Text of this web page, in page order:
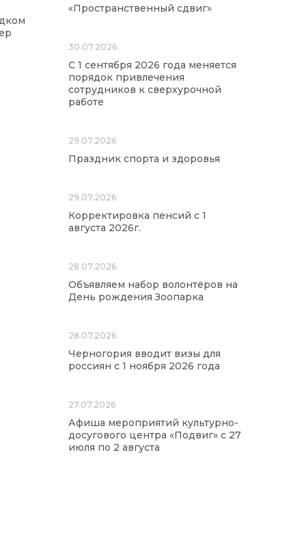
«Пространственный сдвиг»
30.07.2026
С 1 сентября 2026 года меняется
порядок привлечения
сотрудников к сверхурочной
работе
29.07.2026
Праздник спорта и здоровья
29.07.2026
Корректировка пенсий с 1
августа 2026г.
28.07.2026
Объявляем набор волонтёров на
День рождения Зоопарка
28.07.2026
Черногория вводит визы для
россиян с 1 ноября 2026 года
27.07.2026
Афиша мероприятий культурно-
досугового центра «Подвиг» с 27
июля по 2 августа